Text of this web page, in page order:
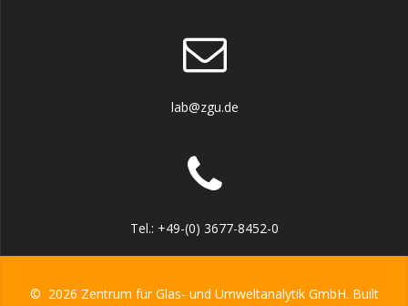
lab@zgu.de
Tel.: +49-(0) 3677-8452-0
© 2026 Zentrum für Glas- und Umweltanalytik GmbH. Built